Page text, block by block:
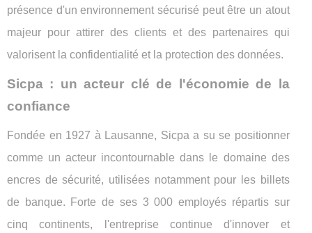
présence d'un environnement sécurisé peut être un atout
majeur pour attirer des clients et des partenaires qui
valorisent la confidentialité et la protection des données.
Sicpa : un acteur clé de l'économie de la
confiance
Fondée en 1927 à Lausanne, Sicpa a su se positionner
comme un acteur incontournable dans le domaine des
encres de sécurité, utilisées notamment pour les billets
de banque. Forte de ses 3 000 employés répartis sur
cinq continents, l'entreprise continue d'innover et